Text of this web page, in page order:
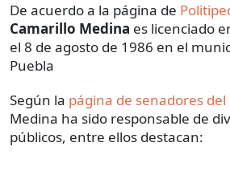
De acuerdo a la página de
Camarillo Medina es licenciado
el 8 de agosto de 1986 en el
Puebla
Según la página de senadores del
Medina ha sido responsable de
públicos, entre ellos destacan: